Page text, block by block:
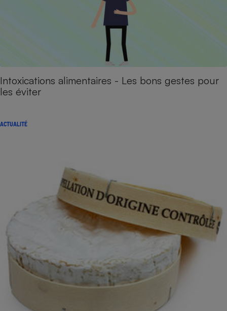
Intoxications alimentaires - Les bons gestes pour
les éviter
ACTUALITÉ